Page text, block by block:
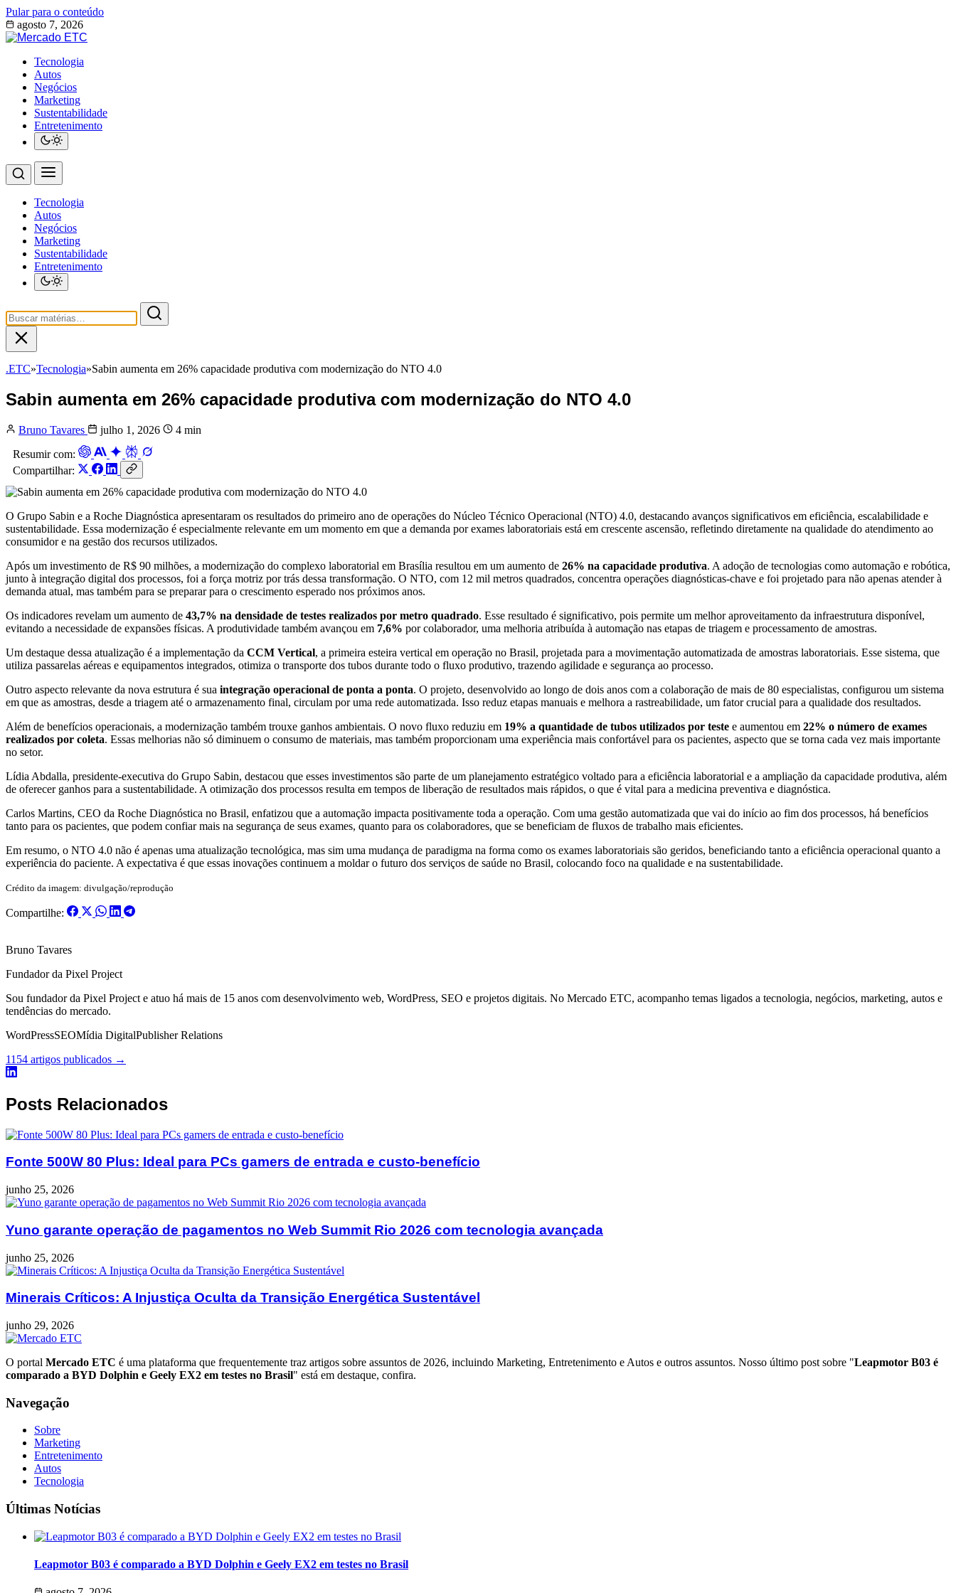
Pular para o conteúdo
agosto 7, 2026
Tecnologia
Autos
Negócios
Marketing
Sustentabilidade
Entretenimento
Tecnologia
Autos
Negócios
Marketing
Sustentabilidade
Entretenimento
.ETC»Tecnologia»Sabin aumenta em 26% capacidade produtiva com modernização do NTO 4.0
Sabin aumenta em 26% capacidade produtiva com modernização do NTO 4.0
Bruno Tavares julho 1, 2026
4 min
Resumir com:
Compartilhar:
O Grupo Sabin e a Roche Diagnóstica apresentaram os resultados do primeiro ano de operações do Núcleo Técnico Operacional (NTO) 4.0, destacando avanços significativos em eficiência, escalabilidade e
sustentabilidade. Essa modernização é especialmente relevante em um momento em que a demanda por exames laboratoriais está em crescente ascensão, refletindo diretamente na qualidade do atendimento ao
consumidor e na gestão dos recursos utilizados.
Após um investimento de R$ 90 milhões, a modernização do complexo laboratorial em Brasília resultou em um aumento de 26% na capacidade produtiva. A adoção de tecnologias como automação e robótica,
junto à integração digital dos processos, foi a força motriz por trás dessa transformação. O NTO, com 12 mil metros quadrados, concentra operações diagnósticas-chave e foi projetado para não apenas atender à
demanda atual, mas também para se preparar para o crescimento esperado nos próximos anos.
Os indicadores revelam um aumento de 43,7% na densidade de testes realizados por metro quadrado. Esse resultado é significativo, pois permite um melhor aproveitamento da infraestrutura disponível,
evitando a necessidade de expansões físicas. A produtividade também avançou em 7,6% por colaborador, uma melhoria atribuída à automação nas etapas de triagem e processamento de amostras.
Um destaque dessa atualização é a implementação da CCM Vertical, a primeira esteira vertical em operação no Brasil, projetada para a movimentação automatizada de amostras laboratoriais. Esse sistema, que
utiliza passarelas aéreas e equipamentos integrados, otimiza o transporte dos tubos durante todo o fluxo produtivo, trazendo agilidade e segurança ao processo.
Outro aspecto relevante da nova estrutura é sua integração operacional de ponta a ponta. O projeto, desenvolvido ao longo de dois anos com a colaboração de mais de 80 especialistas, configurou um sistema
em que as amostras, desde a triagem até o armazenamento final, circulam por uma rede automatizada. Isso reduz etapas manuais e melhora a rastreabilidade, um fator crucial para a qualidade dos resultados.
Além de benefícios operacionais, a modernização também trouxe ganhos ambientais. O novo fluxo reduziu em 19% a quantidade de tubos utilizados por teste e aumentou em 22% o número de exames
realizados por coleta. Essas melhorias não só diminuem o consumo de materiais, mas também proporcionam uma experiência mais confortável para os pacientes, aspecto que se torna cada vez mais importante
no setor.
Lídia Abdalla, presidente-executiva do Grupo Sabin, destacou que esses investimentos são parte de um planejamento estratégico voltado para a eficiência laboratorial e a ampliação da capacidade produtiva, além
de oferecer ganhos para a sustentabilidade. A otimização dos processos resulta em tempos de liberação de resultados mais rápidos, o que é vital para a medicina preventiva e diagnóstica.
Carlos Martins, CEO da Roche Diagnóstica no Brasil, enfatizou que a automação impacta positivamente toda a operação. Com uma gestão automatizada que vai do início ao fim dos processos, há benefícios
tanto para os pacientes, que podem confiar mais na segurança de seus exames, quanto para os colaboradores, que se beneficiam de fluxos de trabalho mais eficientes.
Em resumo, o NTO 4.0 não é apenas uma atualização tecnológica, mas sim uma mudança de paradigma na forma como os exames laboratoriais são geridos, beneficiando tanto a eficiência operacional quanto a
experiência do paciente. A expectativa é que essas inovações continuem a moldar o futuro dos serviços de saúde no Brasil, colocando foco na qualidade e na sustentabilidade.
Crédito da imagem: divulgação/reprodução
Compartilhe:
Bruno Tavares
Fundador da Pixel Project
Sou fundador da Pixel Project e atuo há mais de 15 anos com desenvolvimento web, WordPress, SEO e projetos digitais. No Mercado ETC, acompanho temas ligados a tecnologia, negócios, marketing, autos e
tendências do mercado.
WordPressSEOMídia DigitalPublisher Relations
1154 artigos publicados →
Posts Relacionados
Fonte 500W 80 Plus: Ideal para PCs gamers de entrada e custo-benefício
junho 25, 2026
Yuno garante operação de pagamentos no Web Summit Rio 2026 com tecnologia avançada
junho 25, 2026
Minerais Críticos: A Injustiça Oculta da Transição Energética Sustentável
junho 29, 2026
O portal Mercado ETC é uma plataforma que frequentemente traz artigos sobre assuntos de 2026, incluindo Marketing, Entretenimento e Autos e outros assuntos. Nosso último post sobre "Leapmotor B03 é
comparado a BYD Dolphin e Geely EX2 em testes no Brasil" está em destaque, confira.
Navegação
Sobre
Marketing
Entretenimento
Autos
Tecnologia
Últimas Notícias
Leapmotor B03 é comparado a BYD Dolphin e Geely EX2 em testes no Brasil